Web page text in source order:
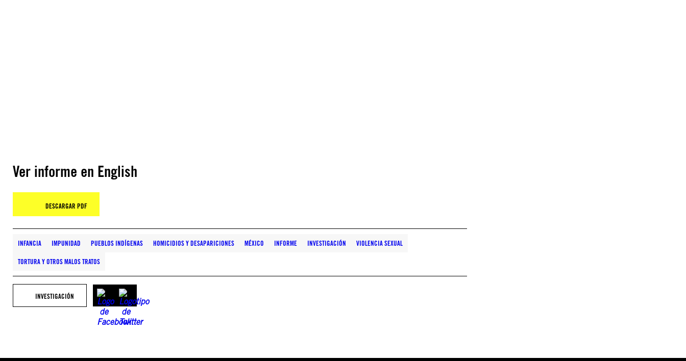
Ver informe en English
DESCARGAR PDF
INFANCIA IMPUNIDAD PUEBLOS INDÍGENAS HOMICIDIOS Y DESAPARICIONES MÉXICO INFORME INVESTIGACIÓN VIOLENCIA SEXUAL
TORTURA Y OTROS MALOS TRATOS
INVESTIGACIÓN